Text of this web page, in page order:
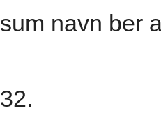
sum navn ber
32.